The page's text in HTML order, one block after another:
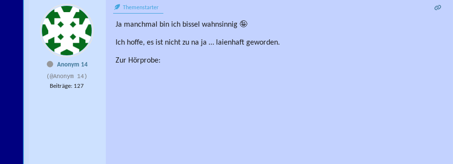
Anonym 14
(@Anonym 14)
Beiträge: 127
Themenstarter
Ja manchmal bin ich bissel wahnsinnig 🤪
Ich hoffe, es ist nicht zu na ja … laienhaft geworden.
Zur Hörprobe: